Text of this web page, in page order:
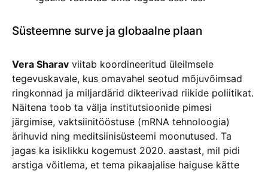
Süsteemne surve ja globaalne plaan
Vera Sharav viitab koordineeritud üleilmsele
tegevuskavale, kus omavahel seotud mõjuvõimsad
ringkonnad ja miljardärid dikteerivad riikide poliitikat.
Näitena toob ta välja institutsioonide pimesi
järgimise, vaktsiinitööstuse (mRNA tehnoloogia)
ärihuvid ning meditsiinisüsteemi moonutused. Ta
jagas ka isiklikku kogemust 2020. aastast, mil pidi
arstiga võitlema, et tema pikaajalise haiguse kätte